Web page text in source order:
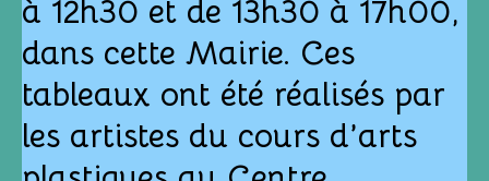
à 12h30 et de 13h30 à 17h00,
dans cette Mairie. Ces
tableaux ont été réalisés par
les artistes du cours d’arts